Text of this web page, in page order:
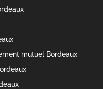
mutuel Bordeaux